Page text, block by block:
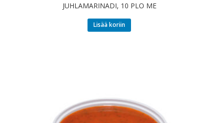
JUHLAMARINADI, 10 PLO ME
Lisää koriin